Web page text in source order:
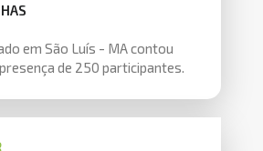
em São Luís - MA contou
de 250 participantes.